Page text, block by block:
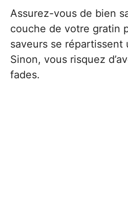
Assurez-vous de bien
couche de votre gratin
saveurs se répartissent
Sinon, vous risquez
fades.